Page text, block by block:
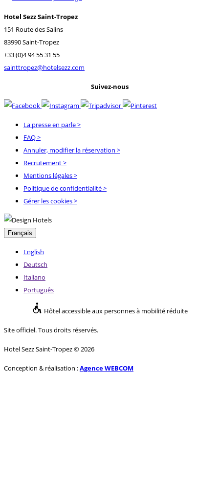
Hotel Sezz Saint-Tropez
151 Route des Salins
83990 Saint-Tropez
+33 (0)4 94 55 31 55
sainttropez@hotelsezz.com
Suivez-nous
La presse en parle>
FAQ>
Annuler, modifier la réservation >
Recrutement>
Mentions légales>
Politique de confidentialité>
Gérer les cookies >
Français
English
Deutsch
Italiano
Português
Hôtel accessible aux personnes à mobilité réduite
Site officiel. Tous droits réservés.
Hotel Sezz Saint-Tropez © 2026
Conception & réalisation :Agence WEBCOM